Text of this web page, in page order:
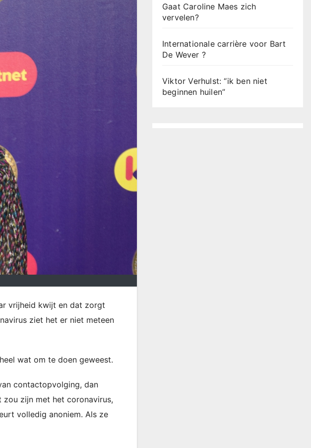
vrijheid kwijt en dat zorgt
ziet het er niet meteen
wat om te doen geweest.
contactopvolging, dan
zou zijn met het coronavirus,
volledig anoniem. Als ze
Gaat Caroline Maes zich
vervelen?
Internationale carrière voor Bart
De Wever ?
Viktor Verhulst: “ik ben niet
beginnen huilen”